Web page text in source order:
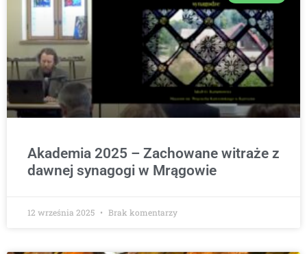
Akademia 2025 – Zachowane witraże z
dawnej synagogi w Mrągowie
12 września 2025 Brak komentarzy